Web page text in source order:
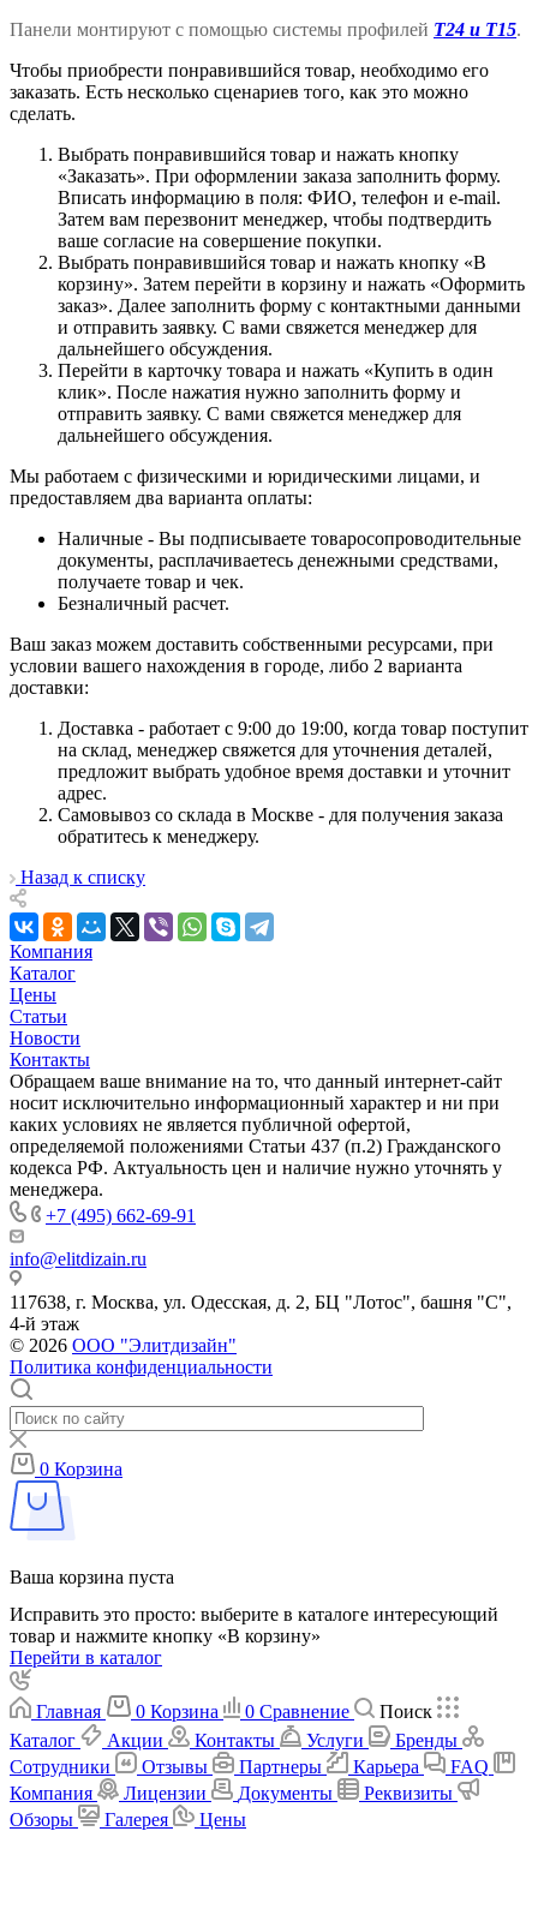
Панели монтируют с помощью системы профилей Т24 и Т15.
Чтобы приобрести понравившийся товар, необходимо его
заказать. Есть несколько сценариев того, как это можно
сделать.
Выбрать понравившийся товар и нажать кнопку
«Заказать». При оформлении заказа заполнить форму.
Вписать информацию в поля: ФИО, телефон и e-mail.
Затем вам перезвонит менеджер, чтобы подтвердить
ваше согласие на совершение покупки.
Выбрать понравившийся товар и нажать кнопку «В
корзину». Затем перейти в корзину и нажать «Оформить
заказ». Далее заполнить форму с контактными данными
и отправить заявку. С вами свяжется менеджер для
дальнейшего обсуждения.
Перейти в карточку товара и нажать «Купить в один
клик». После нажатия нужно заполнить форму и
отправить заявку. С вами свяжется менеджер для
дальнейшего обсуждения.
Мы работаем с физическими и юридическими лицами, и
предоставляем два варианта оплаты:
Наличные - Вы подписываете товаросопроводительные
документы, расплачиваетесь денежными средствами,
получаете товар и чек.
Безналичный расчет.
Ваш заказ можем доставить собственными ресурсами, при
условии вашего нахождения в городе, либо 2 варианта
доставки:
Доставка - работает с 9:00 до 19:00, когда товар поступит
на склад, менеджер свяжется для уточнения деталей,
предложит выбрать удобное время доставки и уточнит
адрес.
Самовывоз со склада в Москве - для получения заказа
обратитесь к менеджеру.
Назад к списку
Компания
Каталог
Цены
Статьи
Новости
Контакты
Обращаем ваше внимание на то, что данный интернет-сайт
носит исключительно информационный характер и ни при
каких условиях не является публичной офертой,
определяемой положениями Статьи 437 (п.2) Гражданского
кодекса РФ. Актуальность цен и наличие нужно уточнять у
менеджера.
+7 (495) 662-69-91
info@elitdizain.ru
117638, г. Москва, ул. Одесская, д. 2, БЦ "Лотос", башня "С",
4-й этаж
© 2026 ООО "Элитдизайн"
Политика конфиденциальности
0 Корзина
Ваша корзина пуста
Исправить это просто: выберите в каталоге интересующий
товар и нажмите кнопку «В корзину»
Перейти в каталог
Главная 0 Корзина 0 Сравнение
Поиск
Каталог
Акции Контакты Услуги
Бренды
Сотрудники
Отзывы Партнеры Карьера
FAQ
Компания
Лицензии Документы
Реквизиты
Обзоры
Галерея Цены